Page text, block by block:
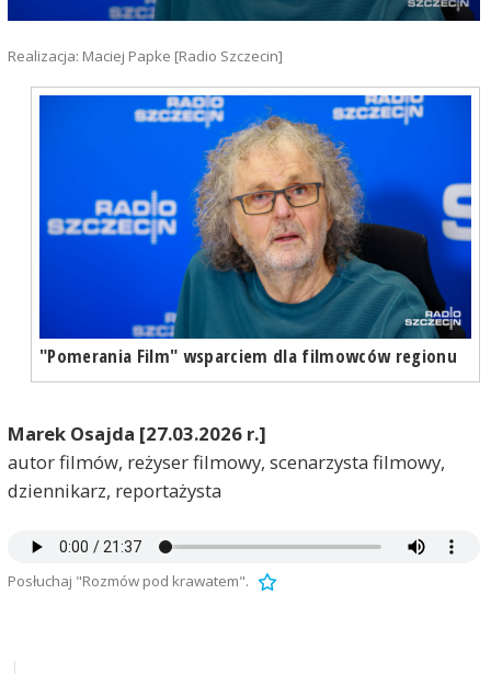
Realizacja: Maciej Papke [Radio Szczecin]
"Pomerania Film" wsparciem dla filmowców regionu
Marek Osajda [27.03.2026 r.]
autor filmów, reżyser filmowy, scenarzysta filmowy,
dziennikarz, reportażysta
Posłuchaj "Rozmów pod krawatem".